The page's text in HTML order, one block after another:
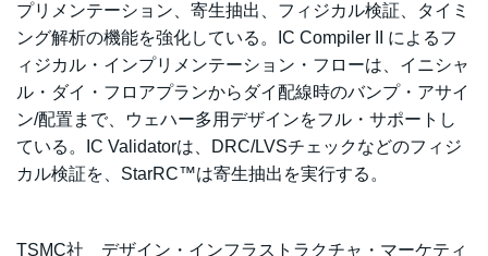
プリメンテーション、寄生抽出、フィジカル検証、タイミ
ング解析の機能を強化している。IC Compiler II によるフ
ィジカル・インプリメンテーション・フローは、イニシャ
ル・ダイ・フロアプランからダイ配線時のバンプ・アサイ
ン/配置まで、ウェハー多用デザインをフル・サポートし
ている。IC Validatorは、DRC/LVSチェックなどのフィジ
カル検証を、StarRC™は寄生抽出を実行する。
TSMC社 デザイン・インフラストラクチャ・マーケティ